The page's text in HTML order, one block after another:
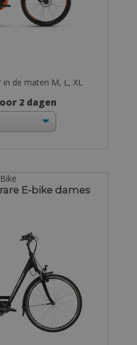
in de maten M, L, XL
2 dagen
E-bike dames